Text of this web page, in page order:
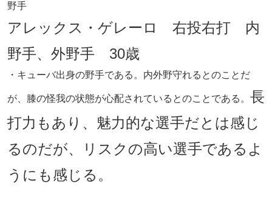
野手
アレックス・ゲレーロ 右投右打 内
野手、外野手 30歳
・キューバ出身の野手である。内外野守れるとのことだ
が、膝の怪我の状態が心配されているとのことである。 長
打力もあり、魅力的な選手だとは感じ
るのだが、リスクの高い選手であるよ
うにも感じる。